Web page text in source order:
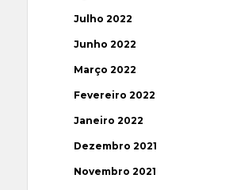
Julho 2022
Junho 2022
Março 2022
Fevereiro 2022
Janeiro 2022
Dezembro 2021
Novembro 2021